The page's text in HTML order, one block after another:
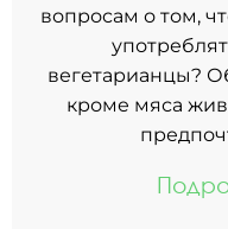
вопросам о том,
вегетарианцы?
кроме мяса